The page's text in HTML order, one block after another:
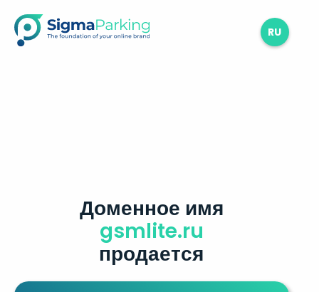
RU
Доменное имя
gsmlite.ru
продается